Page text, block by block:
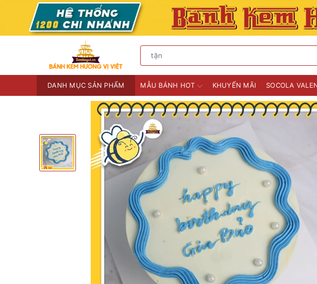
DANH MỤC SẢN PHẨM MẪU BÁNH HOT KHUYẾN MÃI SOCOLA